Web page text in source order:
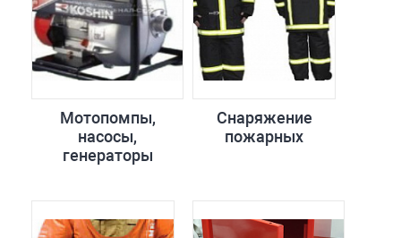
Мотопомпы,
насосы,
генераторы
Снаряжение
пожарных